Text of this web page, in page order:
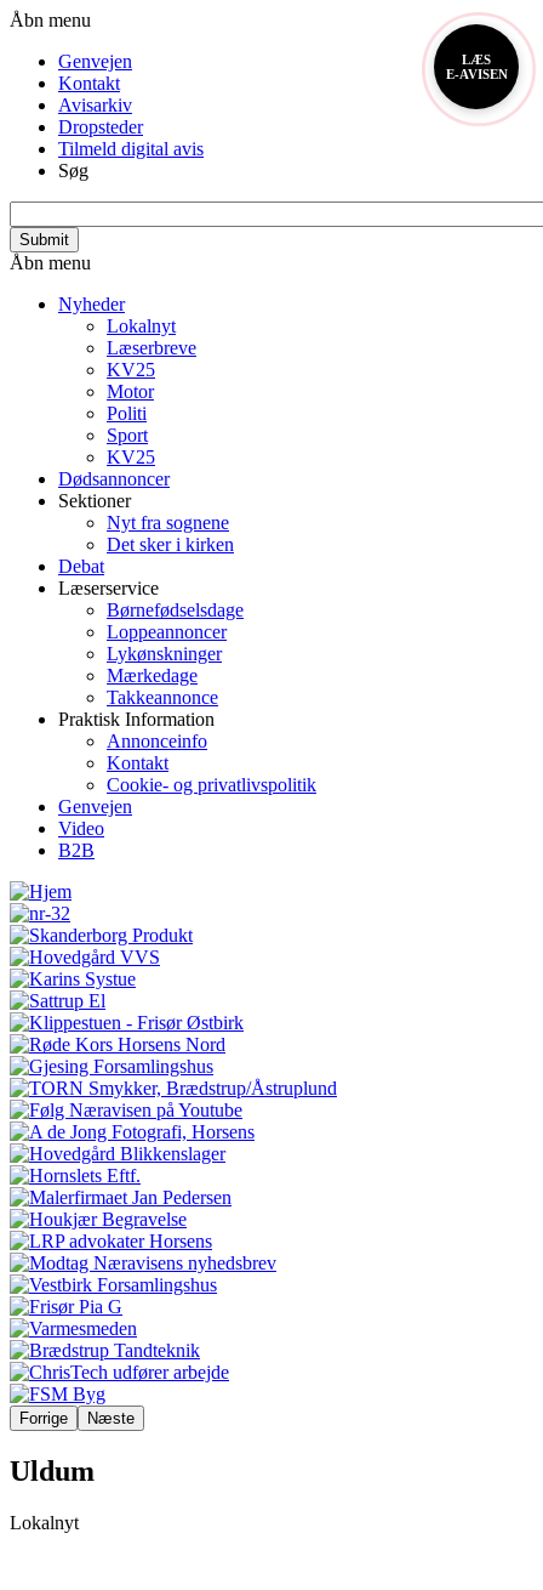
Gå
hovedindhold
Header
Åbn menu
Genvejen
Kontakt
Avisarkiv
Dropsteder
Tilmeld digital avis
Søg
Primær
Åbn menu
Nyheder
Lokalnyt
Læserbreve
KV25
Motor
Politi
Sport
KV25
Dødsannoncer
Sektioner
Nyt fra sognene
Det sker i kirken
Debat
Læserservice
Børnefødselsdage
Loppeannoncer
Lykønskninger
Mærkedage
Takkeannonce
Praktisk Information
Annonceinfo
Kontakt
Cookie- og privatlivspolitik
Genvejen
Video
B2B
LÆS
E-AVISEN
Forrige Næste
Uldum
Lokalnyt